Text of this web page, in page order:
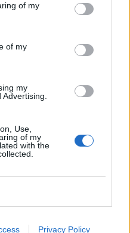
of my
of my
my
Use,
of my
with the
Privacy Policy
Majka, ezért
koncertje. Az előadó
azt is
kik biztosítanák a
közlekednének